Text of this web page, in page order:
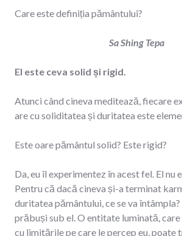
Care este definiția pământului?
Sa Shing Tepa
El este ceva solid și rigid.
Atunci când cineva meditează, fiecare
are cu soliditatea și duritatea este
Este oare pământul solid? Este rigid?
Da, eu îl experimentez în acest fel. El nu
Pentru că dacă cineva și-a terminat
duritatea pământului, ce se va întâmpla?
prăbuși sub el. O entitate luminată, care
cu limitările pe care le percep eu, poate